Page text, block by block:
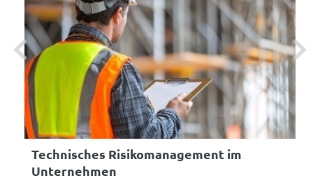
Previous Next
Technisches Risikomanagement im
Unternehmen